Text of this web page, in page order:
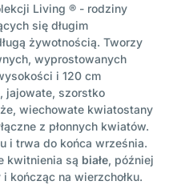
Living ® - rodziny
się długim
żywotnością. Tworzy
wyprostowanych
i 120 cm
jajowate, szorstko
wiechowate kwiatostany
z płonnych kwiatów.
i trwa do końca września.
kwitnienia są białe, później
kończąc na wierzchołku.